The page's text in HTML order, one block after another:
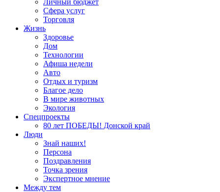
Личный бюджет
Сфера услуг
Торговля
Жизнь
Здоровье
Дом
Технологии
Афиша недели
Авто
Отдых и туризм
Благое дело
В мире животных
Экология
Спецпроекты
80 лет ПОБЕДЫ! Донской край
Люди
Знай наших!
Персона
Поздравления
Точка зрения
Экспертное мнение
Между тем